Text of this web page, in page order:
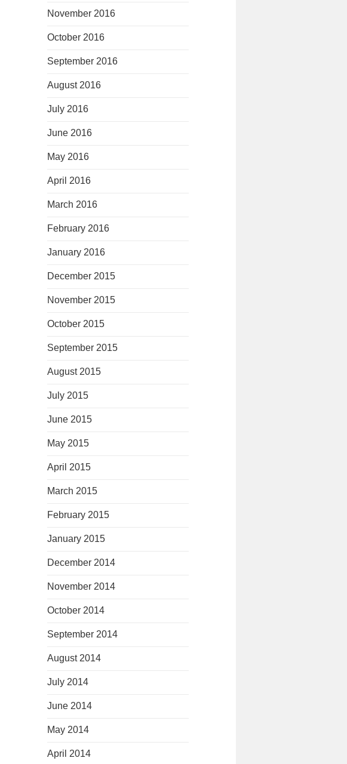
November 2016
October 2016
September 2016
August 2016
July 2016
June 2016
May 2016
April 2016
March 2016
February 2016
January 2016
December 2015
November 2015
October 2015
September 2015
August 2015
July 2015
June 2015
May 2015
April 2015
March 2015
February 2015
January 2015
December 2014
November 2014
October 2014
September 2014
August 2014
July 2014
June 2014
May 2014
April 2014